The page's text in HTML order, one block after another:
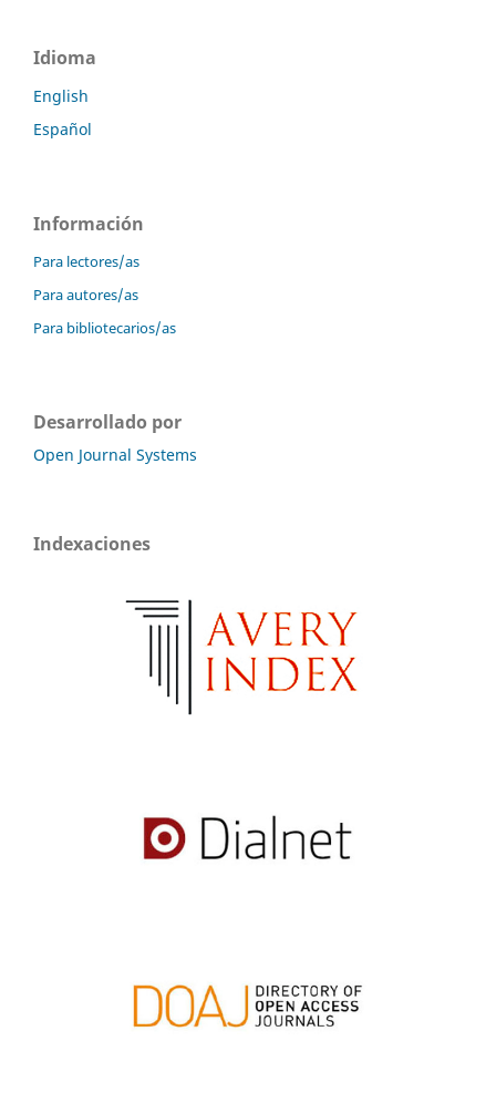
Idioma
English
Español
Información
Para lectores/as
Para autores/as
Para bibliotecarios/as
Desarrollado por
Open Journal Systems
Indexaciones